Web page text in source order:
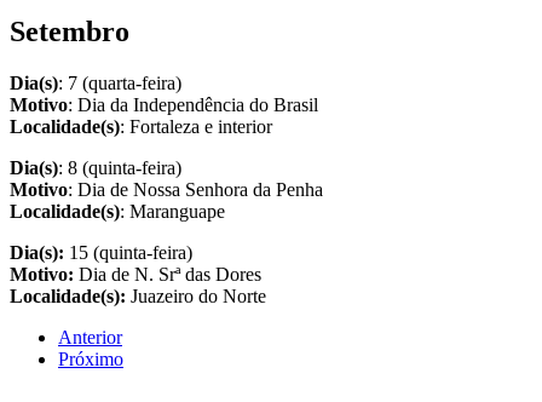
Setembro
Dia(s): 7 (quarta-feira)
Motivo: Dia da Independência do Brasil
Localidade(s): Fortaleza e interior
Dia(s): 8 (quinta-feira)
Motivo: Dia de Nossa Senhora da Penha
Localidade(s): Maranguape
Dia(s): 15 (quinta-feira)
Motivo: Dia de N. Srª das Dores
Localidade(s): Juazeiro do Norte
Anterior
Próximo